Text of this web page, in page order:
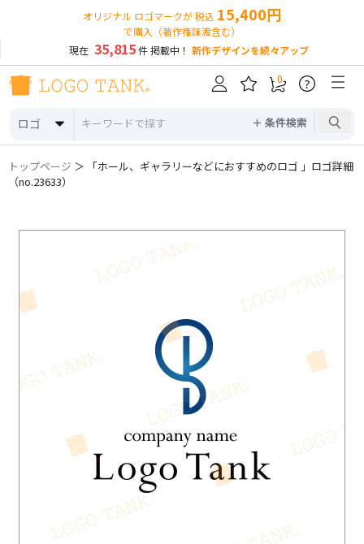
オリジナル ロゴマークが 税込 15,400円
で購入（著作権譲渡含む）
現在 35,815件 掲載中！ 新作デザインを続々アップ
ロゴ ＋ 条件検索
0 ?
トップページ ＞ 「ホール、ギャラリーなどにおすすめのロゴ 」ロゴ詳細
（no.23633）